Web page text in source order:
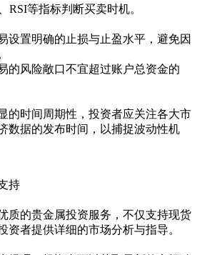
RSI等指标判断买卖时机。
设置明确的止损与止盈水平，避免因
的风险敞口不宜超过账户总资金的
的时间周期性，投资者应关注各大市
数据的发布时间，以捕捉波动性机
持
质的贵金属投资服务，不仅支持现货
资者提供详细的市场分析与指导。